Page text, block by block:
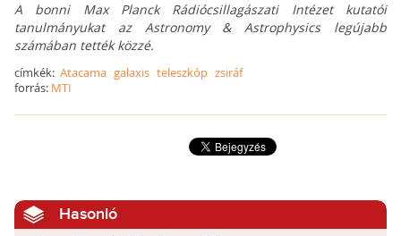
A bonni Max Planck Rádiócsillagászati Intézet kutatói
tanulmányukat az Astronomy & Astrophysics legújabb
számában tették közzé.
címkék: Atacama galaxis teleszkóp zsiráf
forrás: MTI
Hasonló